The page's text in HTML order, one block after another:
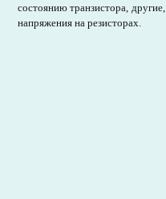
состоянию транзистора,
напряжения на резисторах.